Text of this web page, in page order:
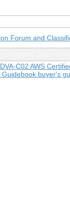
Forum and
C02 AWS
buyer's